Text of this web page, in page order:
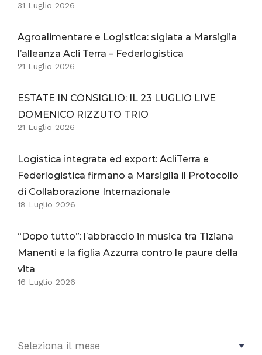
31 Luglio 2026
Agroalimentare e Logistica: siglata a Marsiglia
l’alleanza Acli Terra – Federlogistica
21 Luglio 2026
ESTATE IN CONSIGLIO: IL 23 LUGLIO LIVE
DOMENICO RIZZUTO TRIO
21 Luglio 2026
Logistica integrata ed export: AcliTerra e
Federlogistica firmano a Marsiglia il Protocollo
di Collaborazione Internazionale
18 Luglio 2026
“Dopo tutto”: l’abbraccio in musica tra Tiziana
Manenti e la figlia Azzurra contro le paure della
vita
16 Luglio 2026